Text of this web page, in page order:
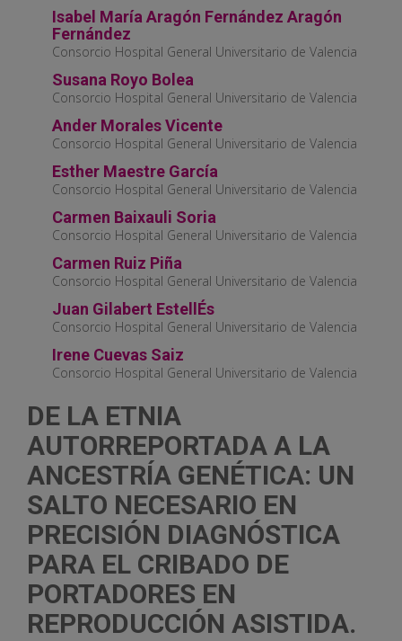
Isabel María Aragón Fernández Aragón
Fernández
Consorcio Hospital General Universitario de Valencia
Susana Royo Bolea
Consorcio Hospital General Universitario de Valencia
Ander Morales Vicente
Consorcio Hospital General Universitario de Valencia
Esther Maestre García
Consorcio Hospital General Universitario de Valencia
Carmen Baixauli Soria
Consorcio Hospital General Universitario de Valencia
Carmen Ruiz Piña
Consorcio Hospital General Universitario de Valencia
Juan Gilabert EstellÉs
Consorcio Hospital General Universitario de Valencia
Irene Cuevas Saiz
Consorcio Hospital General Universitario de Valencia
DE LA ETNIA
AUTORREPORTADA A LA
ANCESTRÍA GENÉTICA: UN
SALTO NECESARIO EN
PRECISIÓN DIAGNÓSTICA
PARA EL CRIBADO DE
PORTADORES EN
REPRODUCCIÓN ASISTIDA.